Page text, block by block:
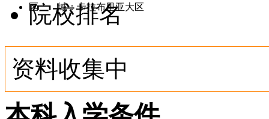
区 域：卡拉布里亚大区
院校排名
资料收集中